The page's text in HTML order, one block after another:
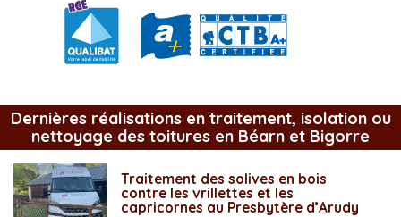
Dernières réalisations en traitement, isolation ou
nettoyage des toitures en Béarn et Bigorre
Traitement des solives en bois
contre les vrillettes et les
capricornes au Presbytère d’Arudy